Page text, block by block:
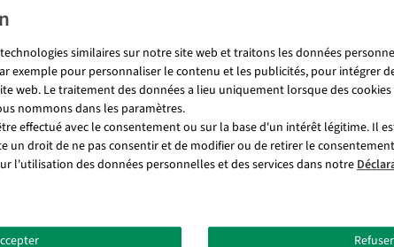
similaires sur notre site web et traitons les données
exemple pour personnaliser le contenu et les publicités, pour intégrer
web. Le traitement des données a lieu uniquement lorsque des
nommons dans les paramètres.
effectué avec le consentement ou sur la base d'un intérêt légitime. Il
un droit de ne pas consentir et de modifier ou de retirer le
l'utilisation des données personnelles et des services dans notre